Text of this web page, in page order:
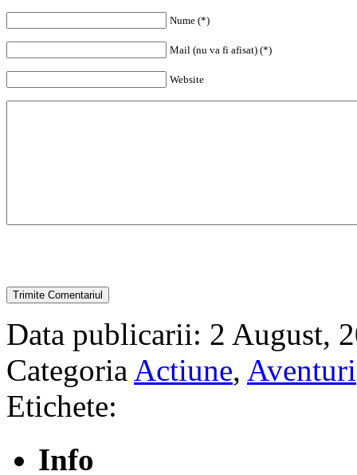
Nume (*)
Mail (nu va fi afisat) (*)
Website
Data publicarii: 2 August,
Categoria Actiune, Aventuri
Etichete:
Info